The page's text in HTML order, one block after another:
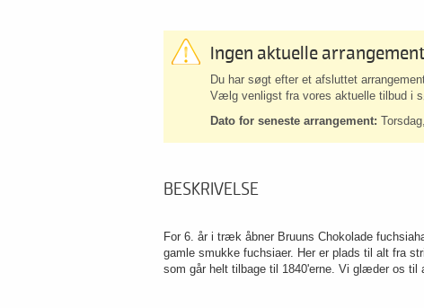
Ingen aktuelle
Du har søgt efter et afsluttet
Vælg venligst fra vores aktuelle tilbud i
Dato for seneste arrangement:
BESKRIVELSE
For 6. år i træk åbner Bruuns Chokolade
gamle smukke fuchsiaer. Her er plads til alt fra
som går helt tilbage til 1840'erne. Vi glæder os til